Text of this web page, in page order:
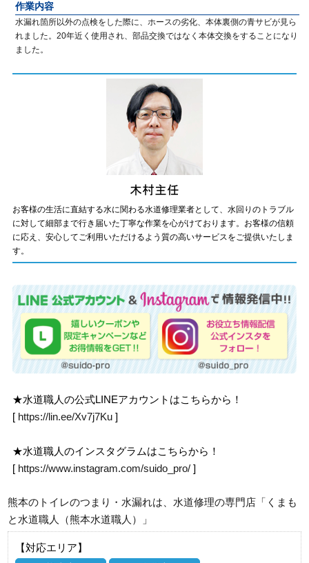
作業内容
水漏れ箇所以外の点検をした際に、ホースの劣化、本体裏側の青サビが見ら
れました。20年近く使用され、部品交換ではなく本体交換をすることになり
ました。
お客様の生活に直結する水に関わる水道修理業者として、水回りのトラブル
に対して細部まで行き届いた丁寧な作業を心がけております。お客様の信頼
に応え、安心してご利用いただけるよう質の高いサービスをご提供いたしま
す。
★水道職人の公式LINEアカウントはこちらから！
[ https://lin.ee/Xv7j7Ku ]
★水道職人のインスタグラムはこちらから！
[ https://www.instagram.com/suido_pro/ ]
熊本のトイレのつまり・水漏れは、水道修理の専門店「くまも
と水道職人（熊本水道職人）」
【対応エリア】